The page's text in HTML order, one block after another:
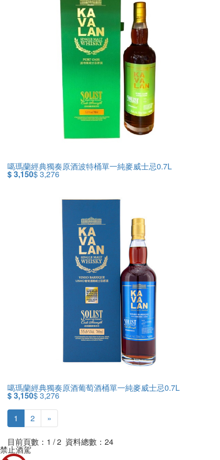
噶瑪蘭經典獨奏原酒波特桶單一純麥威士忌0.7L
$ 3,150$ 3,276
噶瑪蘭經典獨奏原酒葡萄酒桶單一純麥威士忌0.7L
$ 3,150$ 3,276
1
2 »
目前頁數：1 / 2 資料總數：24
禁止酒駕